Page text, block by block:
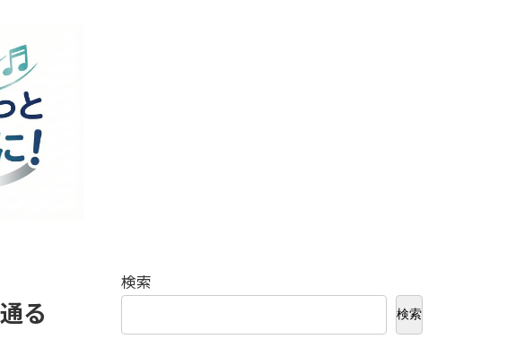
る
検索
検索